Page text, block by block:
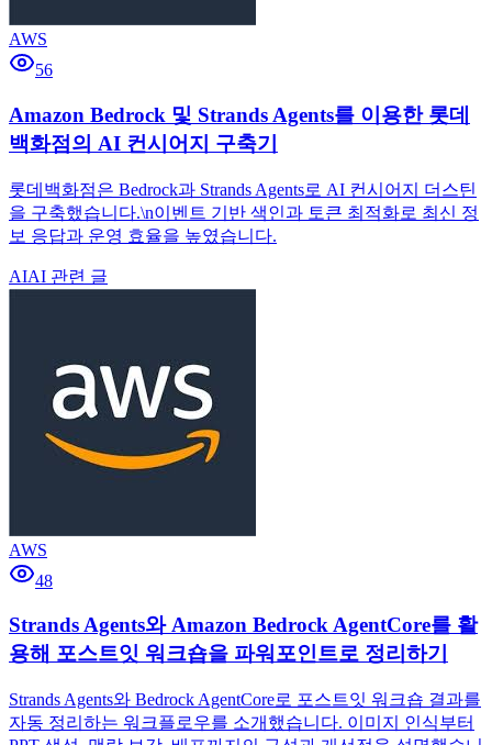
AWS
56
Amazon Bedrock 및 Strands Agents를 이용한 롯데
백화점의 AI 컨시어지 구축기
롯데백화점은 Bedrock과 Strands Agents로 AI 컨시어지 더스틴
을 구축했습니다.\n이벤트 기반 색인과 토큰 최적화로 최신 정
보 응답과 운영 효율을 높였습니다.
AIAI 관련 글
AWS
48
Strands Agents와 Amazon Bedrock AgentCore를 활
용해 포스트잇 워크숍을 파워포인트로 정리하기
Strands Agents와 Bedrock AgentCore로 포스트잇 워크숍 결과를
자동 정리하는 워크플로우를 소개했습니다. 이미지 인식부터